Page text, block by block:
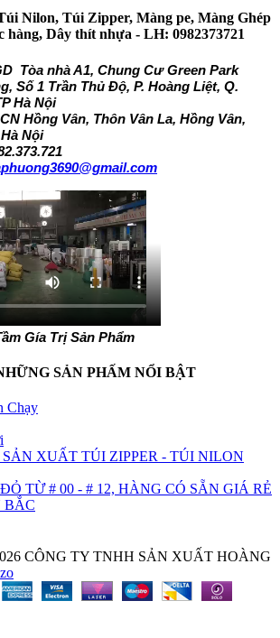
Nilon, Túi Zipper, Màng pe, Màng Ghép
hàng, Dây thít nhựa - LH: 0982373721
Tòa nhà A1, Chung Cư Green Park
Số 1 Trần Thủ Độ, P. Hoàng Liệt, Q.
Hà Nội
Hồng Vân, Thôn Vân La, Hồng Vân,
Nội
Gía Trị Sản Phẩm
SẢN PHẤM NỔI BẬT
Chạy
XUẤT TÚI ZIPPER - TÚI NILON
TỪ # 00 - # 12, HÀNG CÓ SẴN GIÁ RẺ
BẮC
CÔNG TY TNHH SẢN XUẤT HOÀNG